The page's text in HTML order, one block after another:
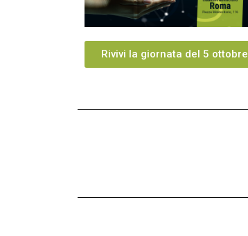
Rivivi la giornata del 5 ottobre